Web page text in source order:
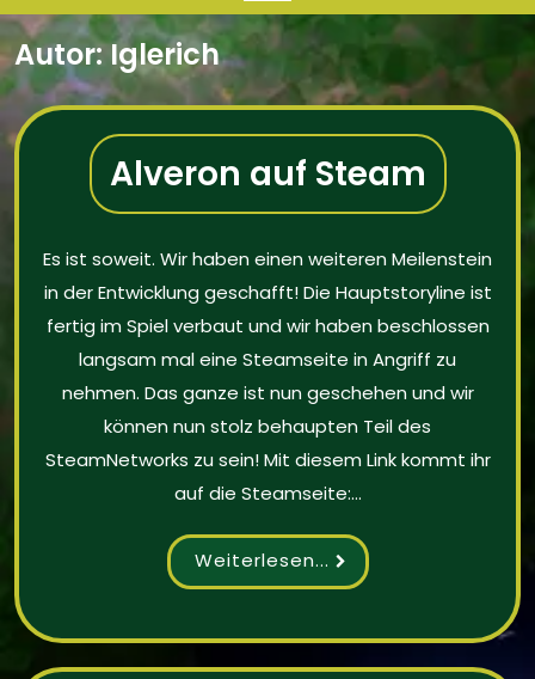
Autor:Iglerich
Alveron auf Steam
Es ist soweit. Wir haben einen weiteren Meilenstein
in der Entwicklung geschafft! Die Hauptstoryline ist
fertig im Spiel verbaut und wir haben beschlossen
langsam mal eine Steamseite in Angriff zu
nehmen. Das ganze ist nun geschehen und wir
können nun stolz behaupten Teil des
SteamNetworks zu sein! Mit diesem Link kommt ihr
auf die Steamseite:…
...